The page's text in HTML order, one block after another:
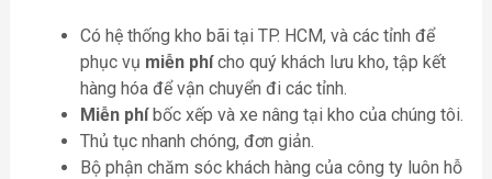
Có hệ thống kho bãi tại TP. HCM, và các tỉnh để
phục vụ miễn phícho quý khách lưu kho, tập kết
hàng hóa để vận chuyển đi các tỉnh.
Miễn phíbốc xếp và xe nâng tại kho của chúng tôi.
Thủ tục nhanh chóng, đơn giản.
Bộ phận chăm sóc khách hàng của công ty luôn hỗ